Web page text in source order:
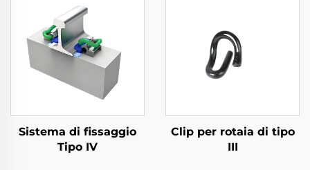
Sistema di fissaggio
Tipo IV
Clip per rotaia di tipo
III